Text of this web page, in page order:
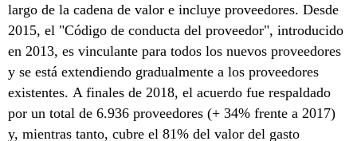
largo de la cadena de valor e incluye proveedores. Desde
2015, el "Código de conducta del proveedor", introducido
en 2013, es vinculante para todos los nuevos proveedores
y se está extendiendo gradualmente a los proveedores
existentes. A finales de 2018, el acuerdo fue respaldado
por un total de 6.936 proveedores (+ 34% frente a 2017)
y, mientras tanto, cubre el 81% del valor del gasto